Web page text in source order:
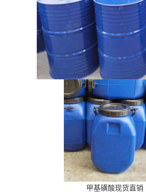
甲基磺酸现货直销